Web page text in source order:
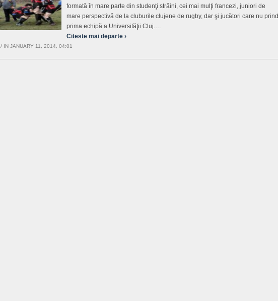
formată în mare parte din studenţi străini, cei mai mulţi francezi, juniori de
mare perspectivă de la cluburile clujene de rugby, dar şi jucători care nu prind
prima echipă a Universităţii Cluj.…
Citeste mai departe ›
/ IN JANUARY 11, 2014, 04:01